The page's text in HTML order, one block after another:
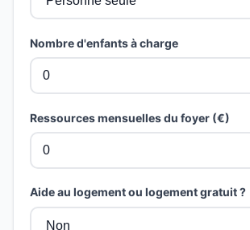
Nombre d'enfants à charge
Ressources mensuelles du foyer (€)
Aide au logement ou logement gratuit ?